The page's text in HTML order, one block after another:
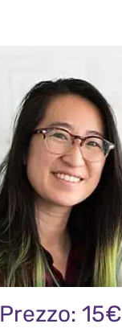
Prezzo: 15€